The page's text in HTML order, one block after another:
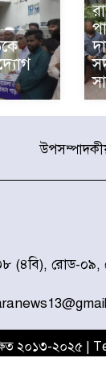
(৪বি), রোড-০৯,
২০১৩-২০২৫